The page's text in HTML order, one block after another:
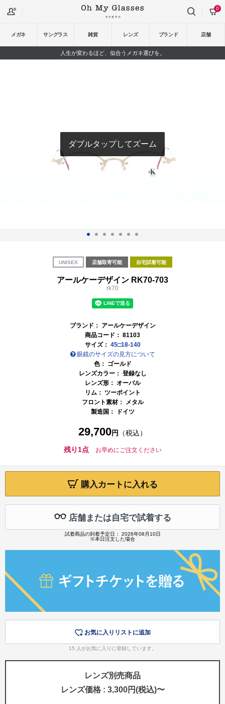
メガネ サングラス 雑貨 レンズ ブランド 店舗
0
人生が変わるほど、似合うメガネ選びを。
ダブルタップしてズーム
UNISEX 店舗取寄可能 自宅試着可能
アールケーデザイン RK70-703
rk70
ブランド： アールケーデザイン
商品コード： 81103
サイズ： 45□18-140
眼鏡のサイズの見方について
色： ゴールド
レンズカラー： 登録なし
レンズ形： オーバル
リム： ツーポイント
フロント素材： メタル
製造国：
ドイツ
29,700円 （税込）
残り1点 お早めにご注文ください
購入カートに入れる
店舗または自宅で試着する
試着商品の到着予定日： 2026年08月10日
※本日注文した場合
お気に入りリストに追加
15 人がお気に入りに登録しています。
レンズ別売商品
レンズ価格 : 3,300円(税込)〜